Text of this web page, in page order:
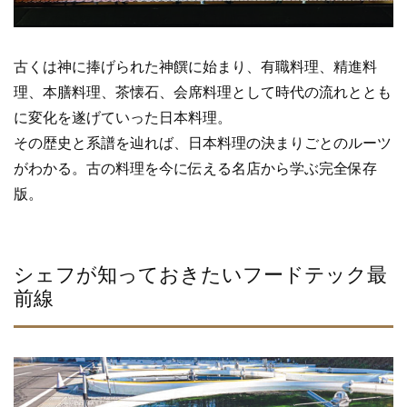
古くは神に捧げられた神饌に始まり、有職料理、精進料
理、本膳料理、茶懐石、会席料理として時代の流れととも
に変化を遂げていった日本料理。
その歴史と系譜を辿れば、日本料理の決まりごとのルーツ
がわかる。古の料理を今に伝える名店から学ぶ完全保存
版。
シェフが知っておきたいフードテック最
前線